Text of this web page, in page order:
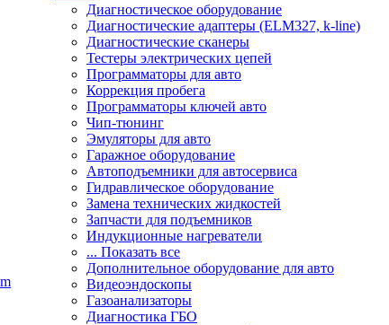
Диагностическое оборудование
Диагностические адаптеры (ELM327, k-line)
Диагностические сканеры
Тестеры электрических цепей
Программаторы для авто
Коррекция пробега
Программаторы ключей авто
Чип-тюнинг
Эмуляторы для авто
Гаражное оборудование
Автоподъемники для автосервиса
Гидравлическое оборудование
Замена технических жидкостей
Запчасти для подъемников
Индукционные нагреватели
... Показать все
Дополнительное оборудование для авто
Видеоэндоскопы
Газоанализаторы
Диагностика ГБО